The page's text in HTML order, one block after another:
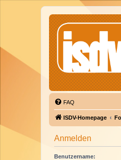
FAQ
ISDV-Homepage
Anmelden
Benutzername: